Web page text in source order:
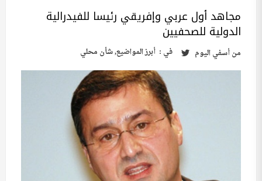
مجاهد أول عربي وإفريقي رئيسا للفيدرالية
الدولية للصحفيين
منأسفي اليوم في : أبرز المواضيع,شأن محلي